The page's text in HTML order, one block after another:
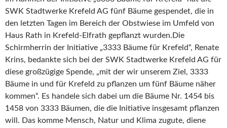
SWK Stadtwerke Krefeld AG fünf Bäume gespendet, die in
den letzten Tagen im Bereich der Obstwiese im Umfeld von
Haus Rath in Krefeld-Elfrath gepflanzt wurden.Die
Schirmherrin der Initiative „3333 Bäume für Krefeld“, Renate
Krins, bedankte sich bei der SWK Stadtwerke Krefeld AG für
diese großzügige Spende, „mit der wir unserem Ziel, 3333
Bäume in und für Krefeld zu pflanzen um fünf Bäume näher
kommen“. Es handele sich dabei um die Bäume Nr. 1454 bis
1458 von 3333 Bäumen, die die Initiative insgesamt pflanzen
will. Das komme Mensch, Natur und Klima zugute, diene